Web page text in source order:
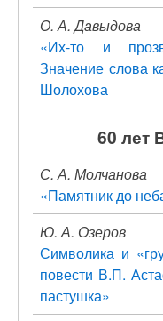
О. А. Давыдова
«Их-то и
Значение слова
Шолохова
60 лет
С. А. Молчанова
«Памятник до
Ю. А. Озеров
Символика и
повести В.П.
пастушка»